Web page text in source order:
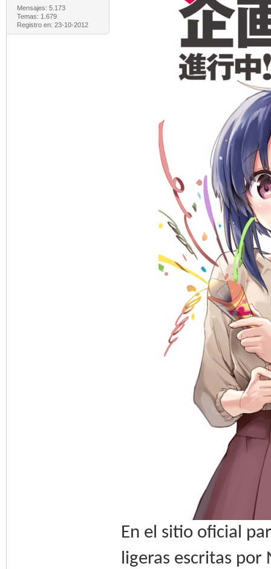
Mensajes: 5.173
Temas: 1.679
Registro en: 23-10-2012
En el sitio oficial
ligeras escritas por